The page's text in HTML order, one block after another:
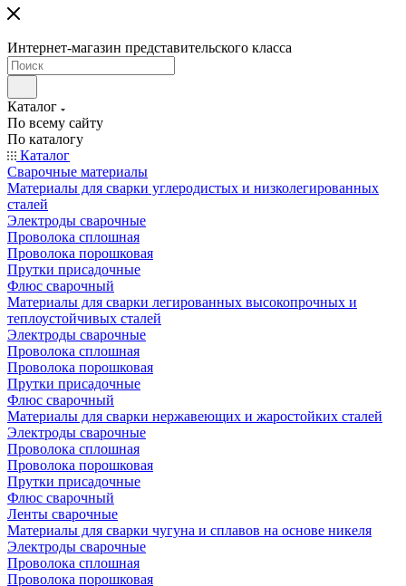
Интернет-магазин представительского класса
Каталог
По всему сайту
По каталогу
Каталог
Сварочные материалы
Материалы для сварки углеродистых и низколегированных
сталей
Электроды сварочные
Проволока сплошная
Проволока порошковая
Прутки присадочные
Флюс сварочный
Материалы для сварки легированных высокопрочных и
теплоустойчивых сталей
Электроды сварочные
Проволока сплошная
Проволока порошковая
Прутки присадочные
Флюс сварочный
Материалы для сварки нержавеющих и жаростойких сталей
Электроды сварочные
Проволока сплошная
Проволока порошковая
Прутки присадочные
Флюс сварочный
Ленты сварочные
Материалы для сварки чугуна и сплавов на основе никеля
Электроды сварочные
Проволока сплошная
Проволока порошковая